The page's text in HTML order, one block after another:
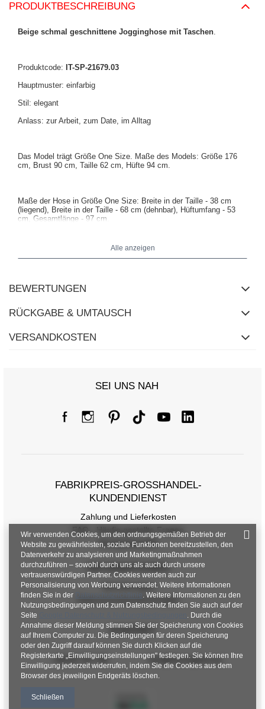
PRODUKTBESCHREIBUNG
Beige schmal geschnittene Jogginghose mit Taschen.
Produktcode: IT-SP-21679.03
Hauptmuster: einfarbig
Stil: elegant
Anlass: zur Arbeit, zum Date, im Alltag
Das Model trägt Größe One Size. Maße des Models: Größe 176
cm, Brust 90 cm, Taille 62 cm, Hüfte 94 cm.
Maße der Hose in Größe One Size: Breite in der Taille - 38 cm
(liegend), Breite in der Taille - 68 cm (dehnbar), Hüftumfang - 53
cm, Gesamtlänge - 97 cm.
Alle anzeigen
BEWERTUNGEN
RÜCKGABE & UMTAUSCH
VERSANDKOSTEN
SEI UNS NAH
FABRIKPREIS-GROSSHANDEL-K
UNDENDIENST
Zahlung und Lieferkosten
FAQ - Häufig gestellte Fragen
Rückgabepolitik
INFORMATIONEN
Verordnungen
Datenschutzbestimmungen
KONTAKT
+48 601 547 740 hurt@factoryprice.eu
Wir verwenden Cookies, um den ordnungsgemäßen Betrieb der
Website zu gewährleisten, soziale Funktionen bereitzustellen, den
Datenverkehr zu analysieren und Marketingmaßnahmen
durchzuführen – sowohl durch uns als auch durch unsere
vertrauenswürdigen Partner. Cookies werden auch zur
Personalisierung von Werbung verwendet. Weitere Informationen
finden Sie in der
Datenschutzrichtlinie. Weitere Informationen zu den
Nutzungsbedingungen und zum Datenschutz finden Sie auch auf der
Seite
. Durch die
Annahme dieser Meldung stimmen Sie der Speicherung von Cookies
auf Ihrem Computer zu. Die Bedingungen für deren Speicherung
oder den Zugriff darauf können Sie durch Klicken auf die
Registerkarte „Einwilligungseinstellungen" festlegen. Sie können Ihre
Einwilligung jederzeit widerrufen, indem Sie die Cookies aus dem
Browser des jeweiligen Endgeräts löschen.
Schließen